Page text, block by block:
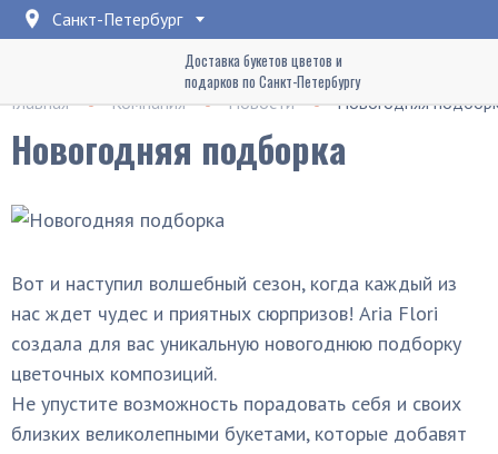
Санкт-Петербург
Доставка букетов цветов и
подарков по Санкт-Петербургу
Главная
Компания Новости Новогодняя
Новогодняя подборка
Вот и наступил волшебный сезон, когда каждый из
нас ждет чудес и приятных сюрпризов! Aria Flori
создала для вас уникальную новогоднюю подборку
цветочных композиций.
Не упустите возможность порадовать себя и своих
близких великолепными букетами, которые добавят